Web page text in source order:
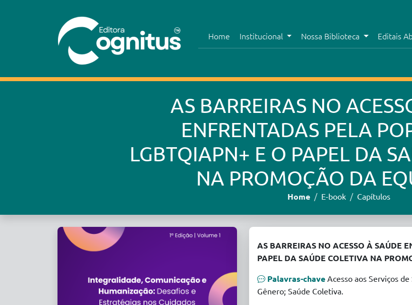
Home Institucional Nossa Biblioteca Editais
AS BARREIRAS NO
ENFRENTADAS PELA
LGBTQIAPN+ E O PAPEL DA
NA PROMOÇÃO DA
Home E-book Capítulos
AS BARREIRAS NO ACESSO À SAÚDE
PAPEL DA SAÚDE COLETIVA NA
Palavras-chave Acesso aos Serviços
Gênero; Saúde Coletiva.